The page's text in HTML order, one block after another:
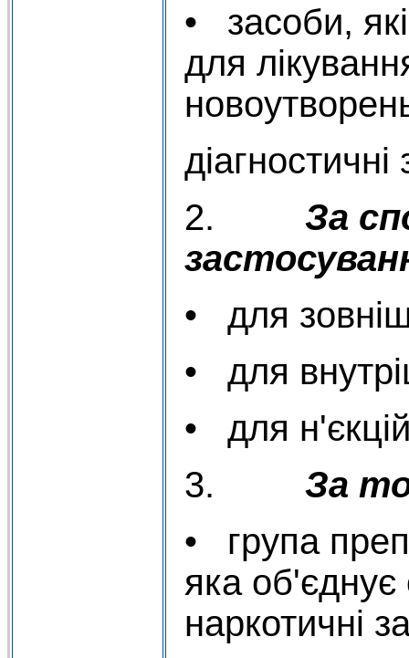
• засоби,
для
2. За
• для
• для
• для
3. За
• група
яка об'єднує
наркотичні